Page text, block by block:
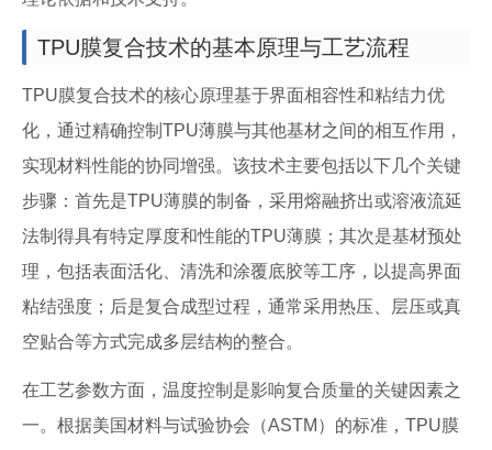
TPU膜复合技术的基本原理与工艺流程
TPU膜复合技术的核心原理基于界面相容性和粘结力优
化，通过精确控制TPU薄膜与其他基材之间的相互作用，
实现材料性能的协同增强。该技术主要包括以下几个关键
步骤：首先是TPU薄膜的制备，采用熔融挤出或溶液流延
法制得具有特定厚度和性能的TPU薄膜；其次是基材预处
理，包括表面活化、清洗和涂覆底胶等工序，以提高界面
粘结强度；后是复合成型过程，通常采用热压、层压或真
空贴合等方式完成多层结构的整合。
在工艺参数方面，温度控制是影响复合质量的关键因素之
一。根据美国材料与试验协会（ASTM）的标准，TPU膜